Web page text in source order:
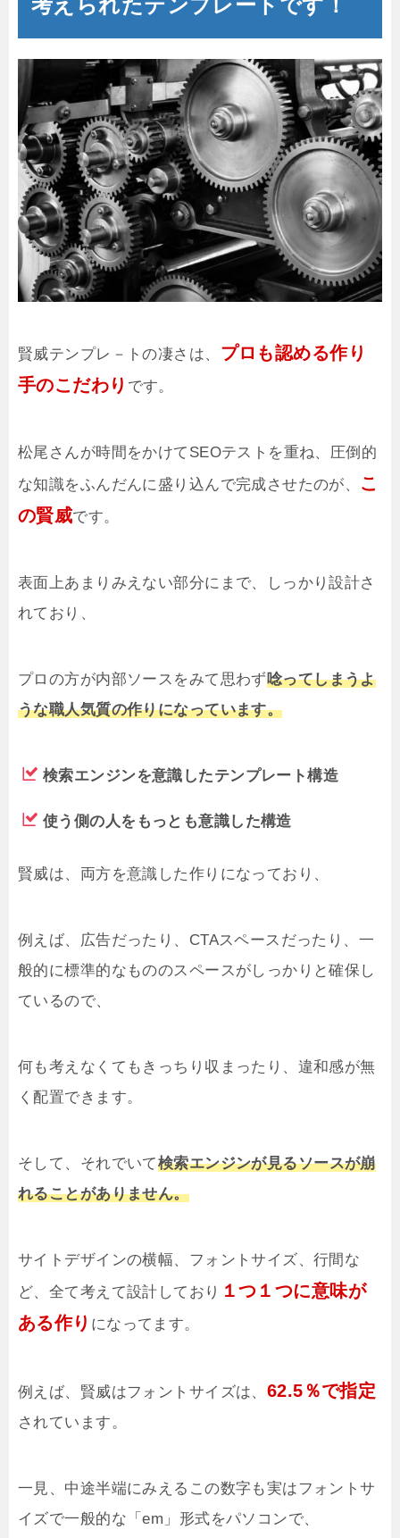
賢威テンプレ－トの凄さは、 プロも認める作り
手のこだわり です。
松尾さんが時間をかけてSEOテストを重ね、圧倒的
な知識をふんだんに盛り込んで完成させたのが、 こ
の賢威です。
表面上あまりみえない部分にまで、しっかり設計さ
れており、
プロの方が内部ソースをみて思わず唸ってしまうよ
うな職人気質の作りになっています。
検索エンジンを意識したテンプレート構造
使う側の人をもっとも意識した構造
賢威は、両方を意識した作りになっており、
例えば、広告だったり、CTAスペースだったり、一
般的に標準的なもののスペースがしっかりと確保し
ているので、
何も考えなくてもきっちり収まったり、違和感が無
く配置できます。
そして、それでいて検索エンジンが見るソースが崩
れることがありません。
サイトデザインの横幅、フォントサイズ、行間な
ど、全て考えて設計しており １つ１つに意味が
ある作り になってます。
例えば、賢威はフォントサイズは、 62.5％で指定
されています。
一見、中途半端にみえるこの数字も実はフォントサ
イズで一般的な「em」形式をパソコンで、